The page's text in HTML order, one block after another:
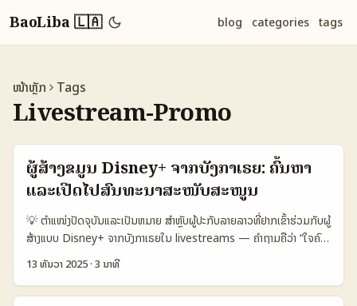
BaoLiba 🇱🇦 blog categories tags
ໜ້າຫຼັກ Tags
Livestream-Promo
ຜູ້ສ້າງຂໍ້ມູນ Disney+ ຈາກບັງກາເຣຍ: ຄົ້ນຫາ
ແລະເປີດໄປສົນທະນາສະໜັບສະໜູນ
💡 ຕຳແໜ່ງປັດຈຸບັນແລະເປັນຫມາຍ ສຳຫຼັບຜູ້ປະກັບລາຍລາວທີ່ຢາກເຂົ້າຮ່ວມກັບຜູ້
ສ້າງແບບ Disney+ ຈາກບັງກາເຣຍໃນ livestreams — ຄຳຖາມຄືວ່າ “ໃຈຄົນ
ເຫັນຫຍັງ?” ບໍ່ແມ່ນແຕ່ການຄົ້ນຫານາມຫຼັກ. ນັກການໂຄສະນາຕ້ອງຮູ້ວ່າເປົ້າໝາຍ
ເປັນໃຜ, ທຳວຽກແນວໃດໃນ livestream ແລະວ່າການນໍາເຂົ້າຂໍ້ຄວາມຂອງ
ແບຣນຈະອ່ອນຫຼືຮ້າຍຕໍ່ engagement. ໃນປີ 2025 ມີປຽບທຽບໜຶ່ງທີ່
13 ທັນວາ 2025·3 ນາທີ